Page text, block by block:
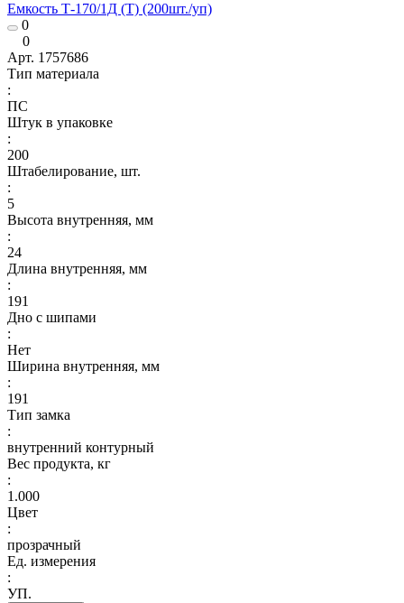
Емкость Т-170/1Д (Т) (200шт./уп)
0
0
Арт. 1757686
Тип материала
:
ПС
Штук в упаковке
:
200
Штабелирование, шт.
:
5
Высота внутренняя, мм
:
24
Длина внутренняя, мм
:
191
Дно с шипами
:
Нет
Ширина внутренняя, мм
:
191
Тип замка
:
внутренний контурный
Вес продукта, кг
:
1.000
Цвет
:
прозрачный
Ед. измерения
:
УП.